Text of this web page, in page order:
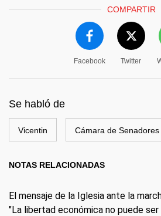
COMPARTIR
Facebook Twitter
Se habló de
Vicentin Cámara de Senadores
NOTAS RELACIONADAS
El mensaje de la Iglesia ante la
"La libertad económica no puede